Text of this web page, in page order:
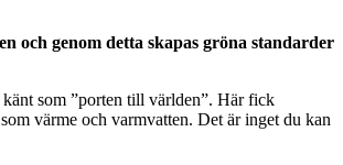
genom detta skapas gröna standarder
som ”porten till världen”. Här fick
värme och varmvatten. Det är inget du kan